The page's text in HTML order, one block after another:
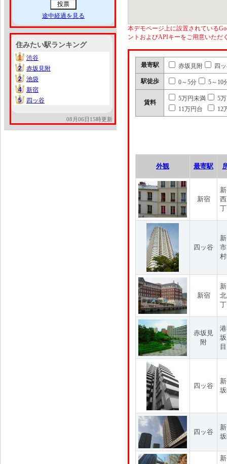
途中経過を見る
住みたい駅ランキング
1
1
渋谷
2
2
赤坂見附
2
2
池袋
4
4
新宿
5
5 四ッ谷
08月06日15時更新
本デモページ上に設置されている
ントおよびAPIキーをご用意いただ
最寄駅 赤坂見附 四
駅徒歩 0～5分 5～10
賃料
5万円未満
5
11万円台
12
外観 最寄駅
新宿
四ッ谷
新宿
赤坂見
附
目
四ッ谷
四ッ谷